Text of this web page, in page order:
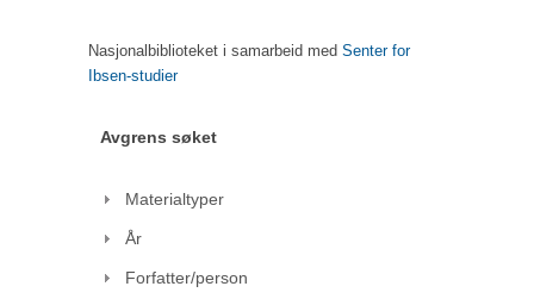
Nasjonalbiblioteket i samarbeid med Senter for
Ibsen-studier
Avgrens søket
Materialtyper
År
Forfatter/person